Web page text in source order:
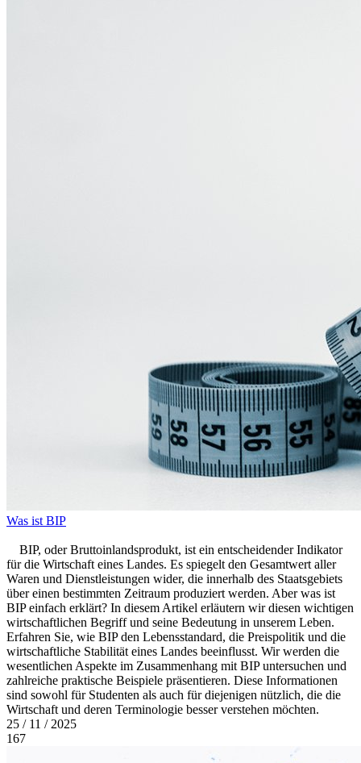
Was ist BIP
BIP, oder Bruttoinlandsprodukt, ist ein entscheidender Indikator
für die Wirtschaft eines Landes. Es spiegelt den Gesamtwert aller
Waren und Dienstleistungen wider, die innerhalb des Staatsgebiets
über einen bestimmten Zeitraum produziert werden. Aber was ist
BIP einfach erklärt? In diesem Artikel erläutern wir diesen wichtigen
wirtschaftlichen Begriff und seine Bedeutung in unserem Leben.
Erfahren Sie, wie BIP den Lebensstandard, die Preispolitik und die
wirtschaftliche Stabilität eines Landes beeinflusst. Wir werden die
wesentlichen Aspekte im Zusammenhang mit BIP untersuchen und
zahlreiche praktische Beispiele präsentieren. Diese Informationen
sind sowohl für Studenten als auch für diejenigen nützlich, die die
Wirtschaft und deren Terminologie besser verstehen möchten.
25 / 11 / 2025
167